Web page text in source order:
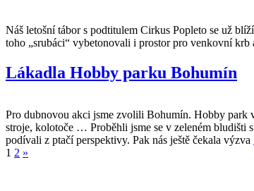
Náš letošní tábor s podtitulem Cirkus Popleto se už
toho „srubáci“ vybetonovali i prostor pro venkovní krb
Lákadla Hobby parku Bohumín
Pro dubnovou akci jsme zvolili Bohumín. Hobby park
stroje, kolotoče … Proběhli jsme se v zeleném bludišti
podívali z ptačí perspektivy. Pak nás ještě čekala výzva
1 2 »